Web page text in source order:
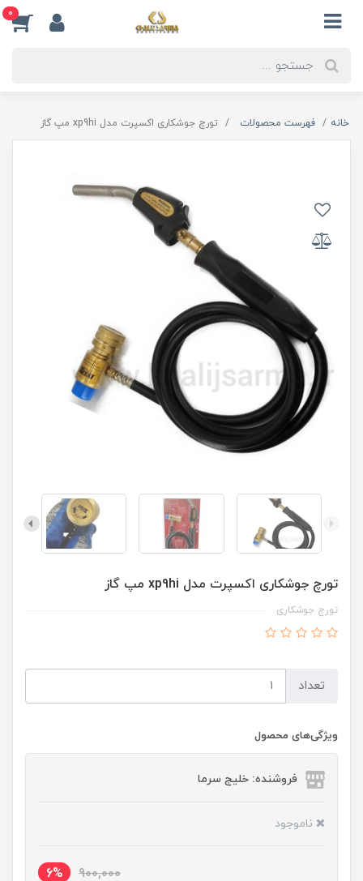
0
خانه فهرست محصولات تورچ جوشکاری اکسپرت مدل xp9hi مپ گاز
تورچ جوشکاری اکسپرت مدل xp9hi مپ گاز
تورچ جوشکاری
تعداد
ویژگی‌های محصول
فروشنده: خلیج سرما
ناموجود
900,000
6%